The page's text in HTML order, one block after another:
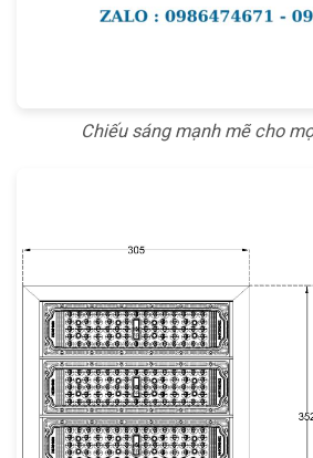
Chiếu sáng mạnh mẽ cho